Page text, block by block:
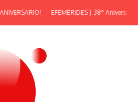
EFEMÉRIDES | 38°